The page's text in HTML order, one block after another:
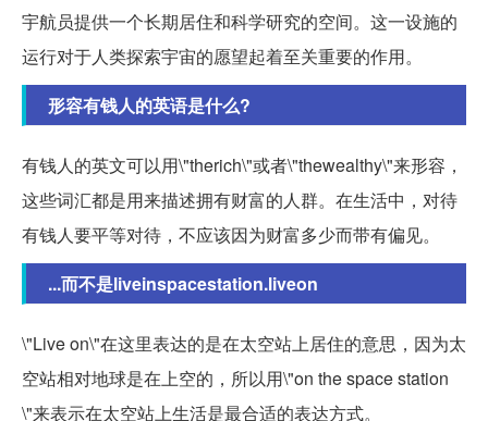
宇航员提供一个长期居住和科学研究的空间。这一设施的
运行对于人类探索宇宙的愿望起着至关重要的作用。
形容有钱人的英语是什么?
有钱人的英文可以用\"therich\"或者\"thewealthy\"来形容，
这些词汇都是用来描述拥有财富的人群。在生活中，对待
有钱人要平等对待，不应该因为财富多少而带有偏见。
...而不是liveinspacestation.liveon
\"Live on\"在这里表达的是在太空站上居住的意思，因为太
空站相对地球是在上空的，所以用\"on the space station
\"来表示在太空站上生活是最合适的表达方式。